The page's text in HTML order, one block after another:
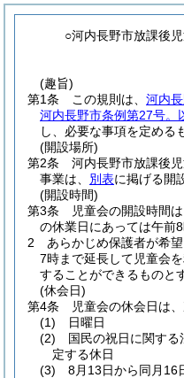
○河内長野市放課後
(趣旨)
第1条
この規則は、 河内
河内長野市条例第27号。
し、必要な事項を定める
(開設場所)
第2条
河内長野市放課後
事業は、 別表に掲げる開
(開設時間)
第3条
児童会の開設時間
の休業日にあっては午前
2
あらかじめ保護者が希
7時まで延長して児童会
することができるものと
(休会日)
第4条
児童会の休会日は
(1)
日曜日
(2)
国民の祝日に関する
定する休日
(3)
8月13日から同月16